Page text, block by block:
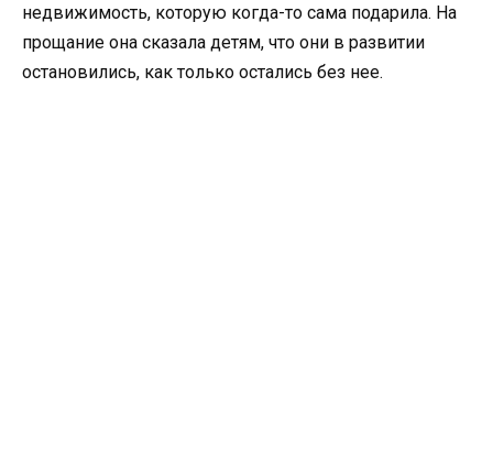
недвижимость, которую когда-то сама подарила. На
прощание она сказала детям, что они в развитии
остановились, как только остались без нее.